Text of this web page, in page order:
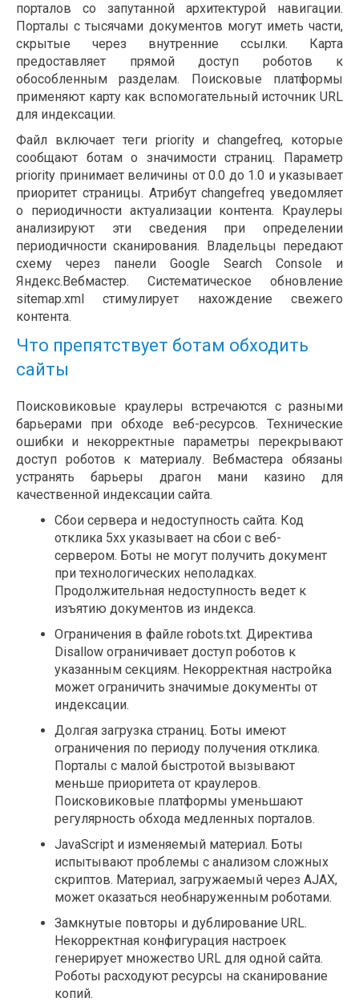
порталов со запутанной архитектурой навигации.
Порталы с тысячами документов могут иметь части,
скрытые через внутренние ссылки. Карта
предоставляет прямой доступ роботов к
обособленным разделам. Поисковые платформы
применяют карту как вспомогательный источник URL
для индексации.
Файл включает теги priority и changefreq, которые
сообщают ботам о значимости страниц. Параметр
priority принимает величины от 0.0 до 1.0 и указывает
приоритет страницы. Атрибут changefreq уведомляет
о периодичности актуализации контента. Краулеры
анализируют эти сведения при определении
периодичности сканирования. Владельцы передают
схему через панели Google Search Console и
Яндекс.Вебмастер. Систематическое обновление
sitemap.xml стимулирует нахождение свежего
контента.
Что препятствует ботам обходить
сайты
Поисковиковые краулеры встречаются с разными
барьерами при обходе веб-ресурсов. Технические
ошибки и некорректные параметры перекрывают
доступ роботов к материалу. Вебмастера обязаны
устранять барьеры драгон мани казино для
качественной индексации сайта.
Сбои сервера и недоступность сайта. Код
отклика 5xx указывает на сбои с веб-
сервером. Боты не могут получить документ
при технологических неполадках.
Продолжительная недоступность ведет к
изъятию документов из индекса.
Ограничения в файле robots.txt. Директива
Disallow ограничивает доступ роботов к
указанным секциям. Некорректная настройка
может ограничить значимые документы от
индексации.
Долгая загрузка страниц. Боты имеют
ограничения по периоду получения отклика.
Порталы с малой быстротой вызывают
меньше приоритета от краулеров.
Поисковиковые платформы уменьшают
регулярность обхода медленных порталов.
JavaScript и изменяемый материал. Боты
испытывают проблемы с анализом сложных
скриптов. Материал, загружаемый через AJAX,
может оказаться необнаруженным роботами.
Замкнутые повторы и дублирование URL.
Некорректная конфигурация настроек
генерирует множество URL для одной сайта.
Роботы расходуют ресурсы на сканирование
копий.